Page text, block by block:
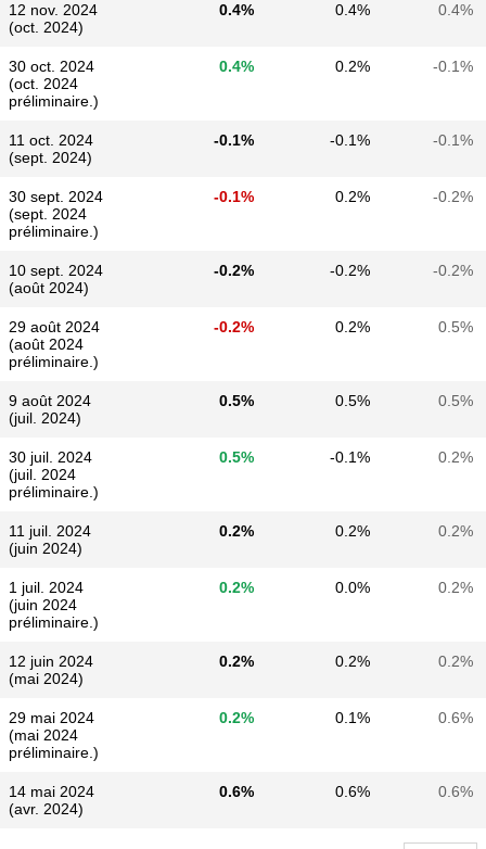
12 nov. 2024
(oct. 2024)
0.4% 0.4% 0.4%
30 oct. 2024
(oct. 2024
préliminaire.)
0.4% 0.2% -0.1%
11 oct. 2024
(sept. 2024)
-0.1% -0.1% -0.1%
30 sept. 2024
(sept. 2024
préliminaire.)
-0.1% 0.2% -0.2%
10 sept. 2024
(août 2024)
-0.2% -0.2% -0.2%
29 août 2024
(août 2024
préliminaire.)
-0.2% 0.2% 0.5%
9 août 2024
(juil. 2024)
0.5% 0.5% 0.5%
30 juil. 2024
(juil. 2024
préliminaire.)
0.5% -0.1% 0.2%
11 juil. 2024
(juin 2024)
0.2% 0.2% 0.2%
1 juil. 2024
(juin 2024
préliminaire.)
0.2% 0.0% 0.2%
12 juin 2024
(mai 2024)
0.2% 0.2% 0.2%
29 mai 2024
(mai 2024
préliminaire.)
0.2% 0.1% 0.6%
14 mai 2024
(avr. 2024)
0.6% 0.6% 0.6%